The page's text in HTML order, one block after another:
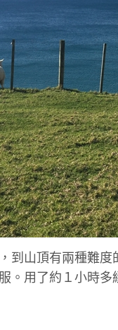
到山頂有兩種難
。用了約１小時